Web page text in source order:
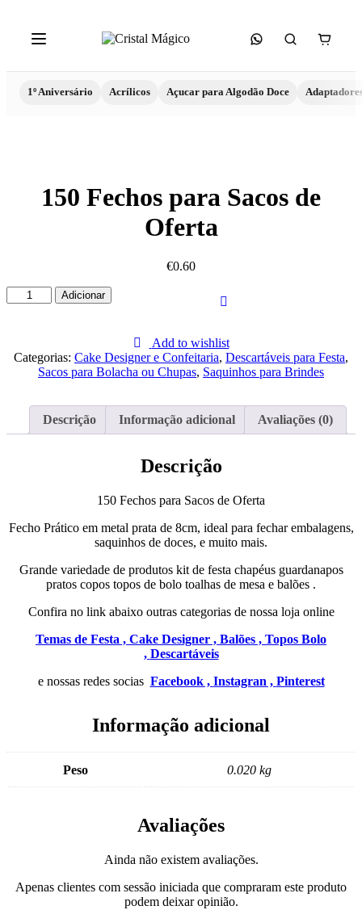
1º Aniversário Acrílicos Açucar para Algodão Doce
150 Fechos para Sacos de
Oferta
€0.60
Quantidade
de
para
Sacos
Adicionar
Add to wishlist
Categorias: Cake Designer e Confeitaria, Descartáveis para Festa,
Sacos para Bolacha ou Chupas, Saquinhos para Brindes
Descrição Informação adicional Avaliações (0)
Descrição
150 Fechos para Sacos de Oferta
Fecho Prático em metal prata de 8cm, ideal para fechar embalagens,
saquinhos de doces, e muito mais.
Grande variedade de produtos kit de festa chapéus guardanapos
pratos copos topos de bolo toalhas de mesa e balões .
Confira no link abaixo outras categorias de nossa loja online
Temas de Festa , Cake Designer , Balões , Topos Bolo
, Descartáveis
e nossas redes socias Facebook , Instagran , Pinterest
Informação adicional
Peso 0.020 kg
Avaliações
Ainda não existem avaliações.
Apenas clientes com sessão iniciada que compraram este produto
podem deixar opinião.